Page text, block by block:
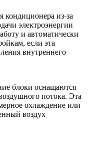
кондиционера из-за
электроэнергии
и автоматически
если эта
внутреннего
блоки оснащаются
потока. Эта
охлаждение или
воздух